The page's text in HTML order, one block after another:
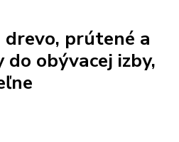
drezy
Plyšové koberce
pvc linoleu
kúpelnové podložky
koberce do chodby
prútené a
obývacej izby,